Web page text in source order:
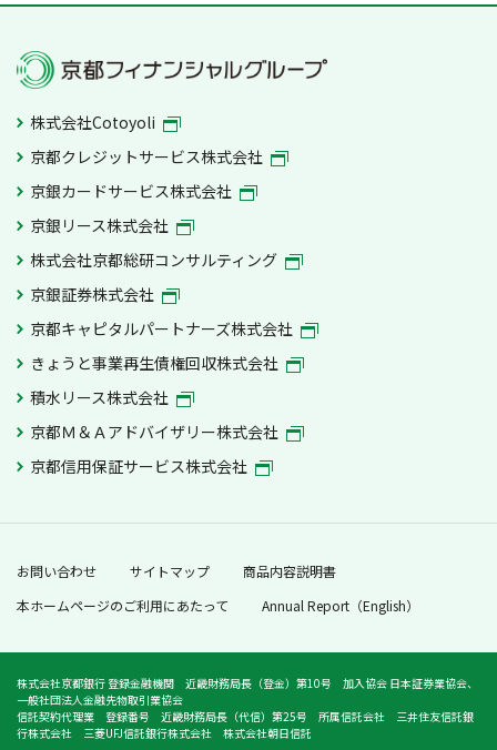
株式会社Cotoyoli
京都クレジットサービス株式会社
京銀カードサービス株式会社
京銀リース株式会社
株式会社京都総研コンサルティング
京銀証券株式会社
京都キャピタルパートナーズ株式会社
きょうと事業再生債権回収株式会社
積水リース株式会社
京都Ｍ＆Ａアドバイザリー株式会社
京都信用保証サービス株式会社
お問い合わせ サイトマップ
商品内容説明書
本ホームページのご利用にあたって
Annual Report（English）
株式会社京都銀行 登録金融機関 近畿財務局長（登金）第10号 加入協会 日本証券業協会、
一般社団法人金融先物取引業協会
信託契約代理業 登録番号 近畿財務局長（代信）第25号 所属信託会社 三井住友信託銀
行株式会社 三菱UFJ信託銀行株式会社 株式会社朝日信託